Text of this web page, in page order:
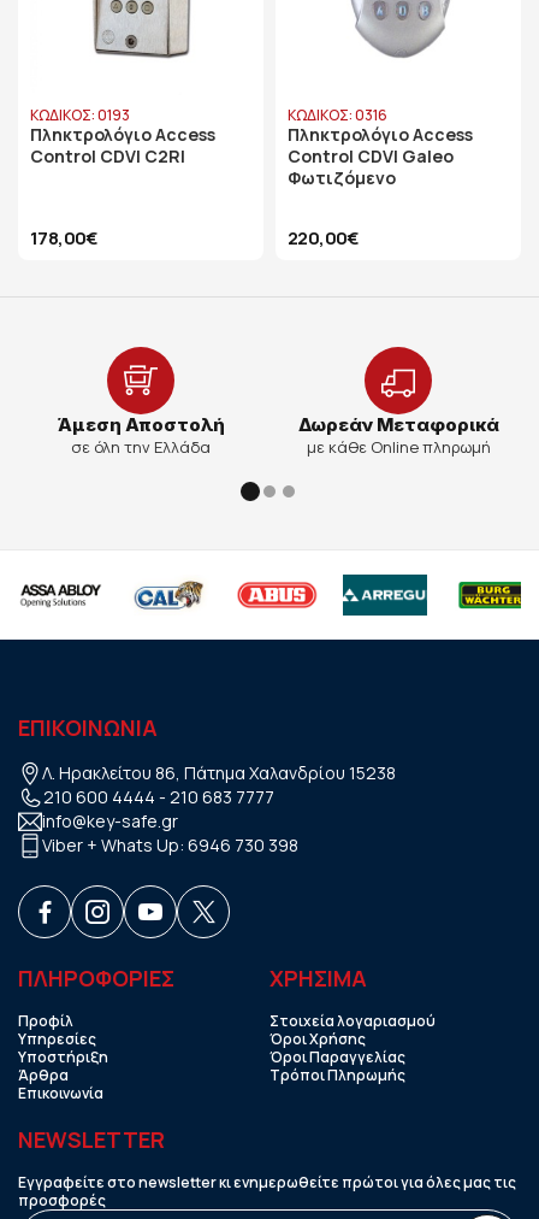
ΚΩΔΙΚΟΣ: 0193
Πληκτρολόγιο Access
Control CDVI C2RI
178,00€
ΚΩΔΙΚΟΣ: 0316
Πληκτρολόγιο Access
Control CDVI Galeo
Φωτιζόμενο
220,00€
Άμεση Αποστολή
σε όλη την Ελλάδα
Δωρεάν Μεταφορικά
με κάθε Online πληρωμή
ΕΠΙΚΟΙΝΩΝΙΑ
Λ. Ηρακλείτου 86, Πάτημα Χαλανδρίου 15238
210 600 4444 - 210 683 7777
info@key-safe.gr
Viber + Whats Up: 6946 730 398
ΠΛΗΡΟΦΟΡΙΕΣ
Προφίλ
Υπηρεσίες
Υποστήριξη
Άρθρα
Επικοινωνία
ΧΡHΣΙΜΑ
Στοιχεία λογαριασμού
Όροι Χρήσης
Όροι Παραγγελίας
Τρόποι Πληρωμής
NEWSLETTER
Εγγραφείτε στο newsletter κι ενημερωθείτε πρώτοι για όλες μας τις
προσφορές